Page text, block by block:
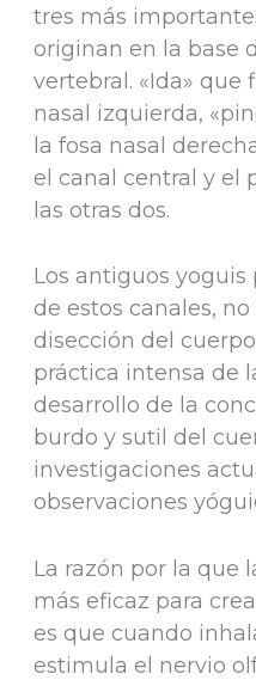
tres más
originan en la base
vertebral. «Ida» que
nasal izquierda,
la fosa nasal
el canal central y el
las otras dos.
Los antiguos
de estos canales,
disección del
práctica intensa de
desarrollo de la
burdo y sutil del
investigaciones
observaciones
La razón por la que
más eficaz para
es que cuando
estimula el nervio